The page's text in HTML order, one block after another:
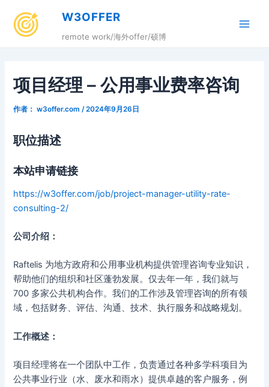
W3OFFER
remote work/海外offer/硕博
项目经理 – 公用事业费率咨询
作者： w3offer.com /2024年9月26日
职位描述
本站申请链接
https://w3offer.com/job/project-manager-utility-rate-
consulting-2/
公司介绍：
Raftelis 为地方政府和公用事业机构提供管理咨询专业知识，
帮助他们的组织和社区蓬勃发展。仅去年一年，我们就与
700 多家公共机构合作。我们的工作涉及管理咨询的所有领
域，包括财务、评估、沟通、技术、执行服务和战略规划。
工作概述：
项目经理将在一个团队中工作，负责通过各种多学科项目为
公共事业行业（水、废水和雨水）提供卓越的客户服务，例